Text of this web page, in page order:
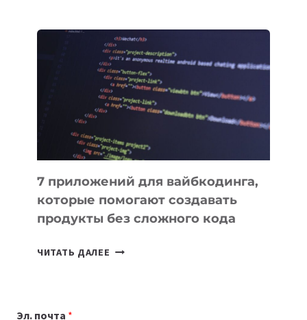
ПОЛЕЗНЫХ
ИНСТРУМЕНТОВ
ДЛЯ
РАБОТЫ
7 приложений для вайбкодинга,
которые помогают создавать
продукты без сложного кода
ЧИТАТЬ ДАЛЕЕ
Эл. почта *